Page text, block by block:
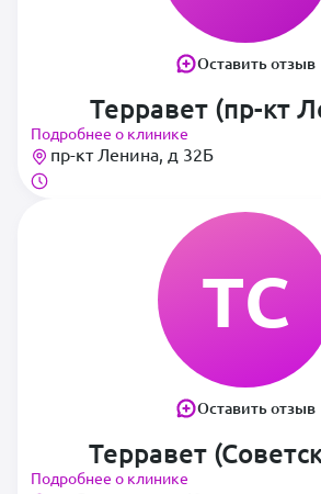
Оставить отзыв
Терравет (пр-кт
Подробнее о клинике
пр-кт Ленина, д 32Б
ТС
Оставить отзыв
Терравет
Подробнее о клинике